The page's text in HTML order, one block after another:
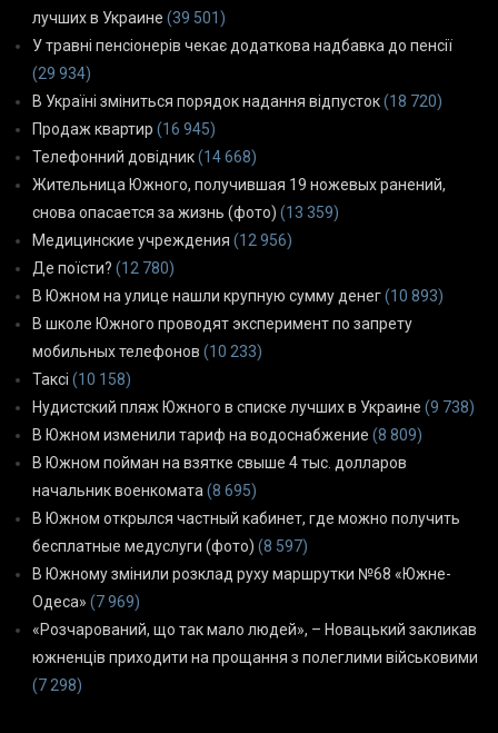
лучших в Украине (39 501)
У травні пенсіонерів чекає додаткова надбавка до пенсії
(29 934)
В Україні зміниться порядок надання відпусток(18 720)
Продаж квартир (16 945)
Телефонний довідник(14 668)
Жительница Южного, получившая 19 ножевых ранений,
снова опасается за жизнь (фото) (13 359)
Медицинские учреждения (12 956)
Де поїсти? (12 780)
В Южном на улице нашли крупную сумму денег(10 893)
В школе Южного проводят эксперимент по запрету
мобильных телефонов (10 233)
Таксі (10 158)
Нудистский пляж Южного в списке лучших в Украине (9 738)
В Южном изменили тариф на водоснабжение (8 809)
В Южном пойман на взятке свыше 4 тыс. долларов
начальник военкомата (8 695)
В Южном открылся частный кабинет, где можно получить
бесплатные медуслуги (фото) (8 597)
В Южному змінили розклад руху маршрутки №68 «Южне-
Одеса» (7 969)
«Розчарований, що так мало людей», – Новацький закликав
южненців приходити на прощання з полеглими військовими
(7 298)